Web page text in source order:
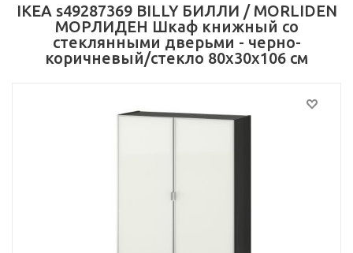
IKEA s49287369 BILLY БИЛЛИ / MORLIDEN
МОРЛИДЕН Шкаф книжный со
стеклянными дверьми - черно-
коричневый/стекло 80x30x106 см